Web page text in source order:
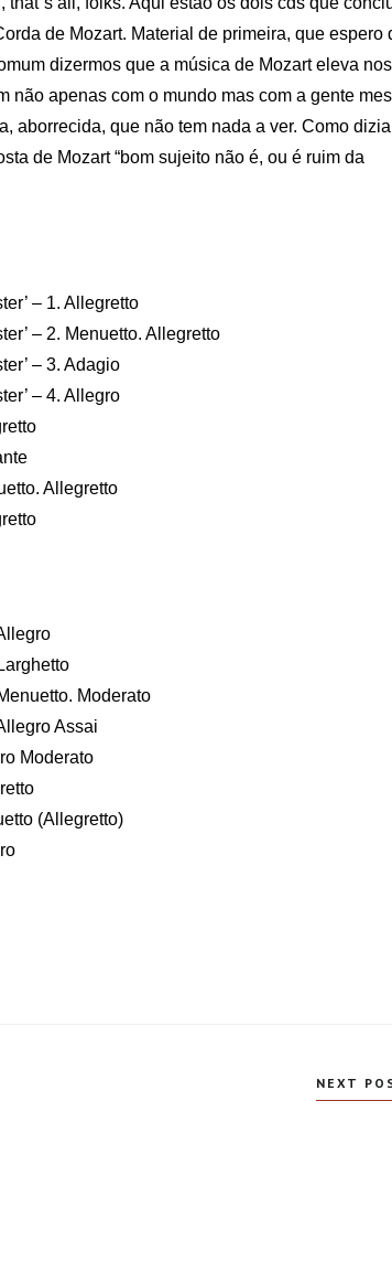
de Mozart. Material de primeira, que espero
dizermos que a música de Mozart eleva
não apenas com o mundo mas com a gente
aborrecida, que não tem nada a ver. Como
de Mozart “bom sujeito não é, ou é ruim da
– 1. Allegretto
– 2. Menuetto. Allegretto
– 3. Adagio
– 4. Allegro
Allegretto
Moderato
Assai
Moderato
(Allegretto)
NEXT